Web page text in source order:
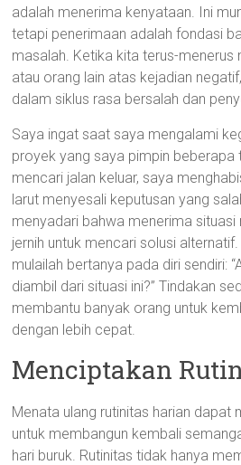
adalah menerima kenyataan. Ini
tetapi penerimaan adalah fondasi
masalah. Ketika kita terus-menerus
atau orang lain atas kejadian
dalam siklus rasa bersalah dan
Saya ingat saat saya mengalami
proyek yang saya pimpin beberapa
mencari jalan keluar, saya
larut menyesali keputusan yang
menyadari bahwa menerima situasi
jernih untuk mencari solusi
mulailah bertanya pada diri sendiri:
diambil dari situasi ini?” Tindakan
membantu banyak orang untuk
dengan lebih cepat.
Menciptakan
Menata ulang rutinitas harian dapat
untuk membangun kembali
hari buruk. Rutinitas tidak hanya